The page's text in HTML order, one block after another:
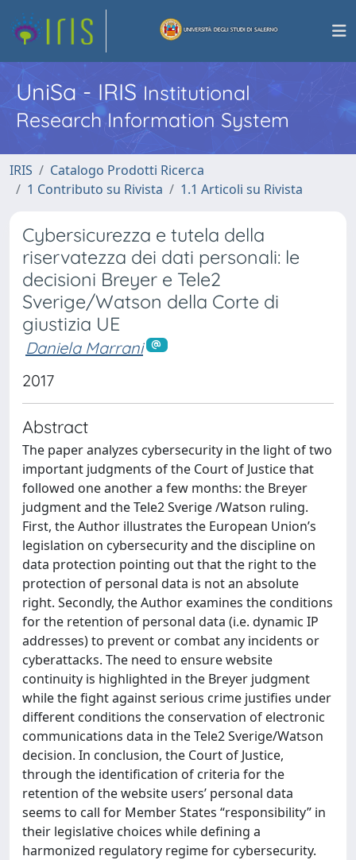
UniSa - IRISInstitutional
Research Information System
IRIS
Catalogo Prodotti Ricerca
1 Contributo su Rivista
1.1 Articoli su Rivista
Cybersicurezza e tutela della
riservatezza dei dati personali: le
decisioni Breyer e Tele2
Sverige/Watson della Corte di
giustizia UE
Daniela Marrani
2017
Abstract
The paper analyzes cybersecurity in the light of two
important judgments of the Court of Justice that
followed one another a few months: the Breyer
judgment and the Tele2 Sverige /Watson ruling.
First, the Author illustrates the European Union’s
legislation on cybersecurity and the discipline on
data protection pointing out that the right to the
protection of personal data is not an absolute
right. Secondly, the Author examines the conditions
for the retention of personal data (i.e. dynamic IP
addresses) to prevent or combat any incidents or
cyberattacks. The need to ensure website
continuity is highlighted in the Breyer judgment
while the fight against serious crime justifies under
different conditions the conservation of electronic
communications data in the Tele2 Sverige/Watson
decision. In conclusion, the Court of Justice,
through the identification of criteria for the
retention of the website users’ personal data
seems to call for Member States “responsibility” in
their legislative choices while defining a
harmonized regulatory regime for cybersecurity.